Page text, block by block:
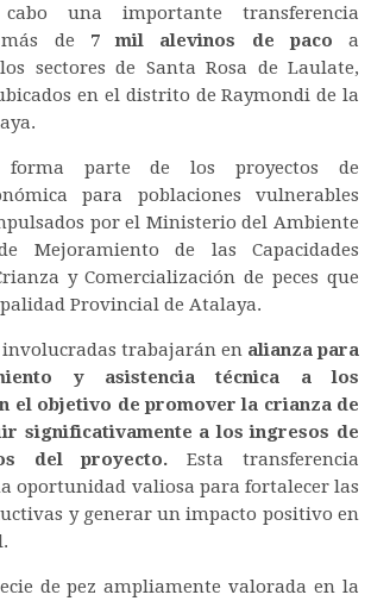
una importante transferencia
de 7 mil alevinos de paco a
sectores de Santa Rosa de Laulate,
en el distrito de Raymondi de la
forma parte de los proyectos de
para poblaciones vulnerables
por el Ministerio del Ambiente
Mejoramiento de las Capacidades
y Comercialización de peces que
Provincial de Atalaya.
trabajarán en alianza para
y asistencia técnica a los
el objetivo de promover la crianza de
significativamente a los ingresos de
del proyecto. Esta transferencia
oportunidad valiosa para fortalecer las
y generar un impacto positivo en
de pez ampliamente valorada en la